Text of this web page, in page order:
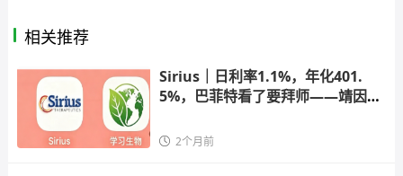
相关推荐
Sirius｜日利率1.1%，年化401.
5%，巴菲特看了要拜师——靖因药
2个月前